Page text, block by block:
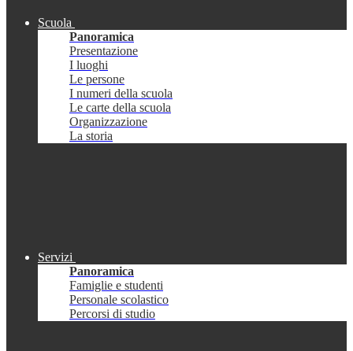
Scuola
Panoramica
Presentazione
I luoghi
Le persone
I numeri della scuola
Le carte della scuola
Organizzazione
La storia
Servizi
Panoramica
Famiglie e studenti
Personale scolastico
Percorsi di studio